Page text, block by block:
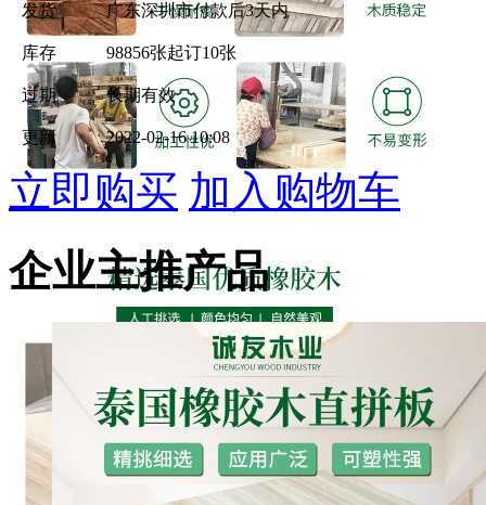
发货 广东深圳市付款后3天内
库存 98856张起订10张
过期 长期有效
更新 2022-02-16 10:08
立即购买 加入购物车
企业主推产品